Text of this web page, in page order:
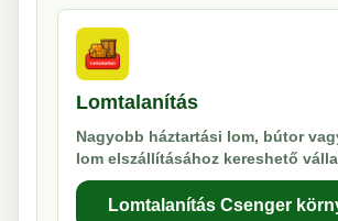
Lomtalanítás
Nagyobb háztartási lom, bútor
lom elszállításához kereshető
Lomtalanítás Csenger